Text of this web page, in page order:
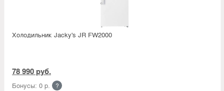
Холодильник Jacky's JR FW2000
78 990 руб.
Бонусы: 0 р. ?